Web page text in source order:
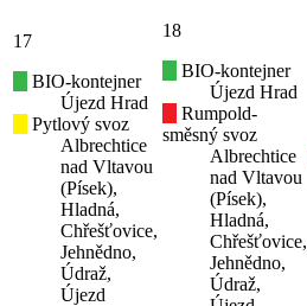
17
BIO-kontejner
Újezd Hrad
Pytlový svoz
Albrechtice
nad Vltavou
(Písek),
Hladná,
Chřešťovice,
Jehnědno,
Údraž,
Újezd
18
BIO-kontejner
Újezd Hrad
Rumpold-
směsný svoz
Albrechtice
nad Vltavou
(Písek),
Hladná,
Chřešťovice,
Jehnědno,
Údraž,